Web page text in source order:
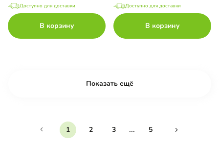
Доступно для доставки
В корзину
Доступно для доставки
В корзину
Показать ещё
1 2 3 ... 5